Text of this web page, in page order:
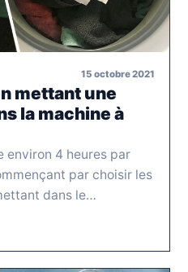
15 octobre 2021
mettant une
la machine à
environ 4 heures par
par choisir les
dans le…